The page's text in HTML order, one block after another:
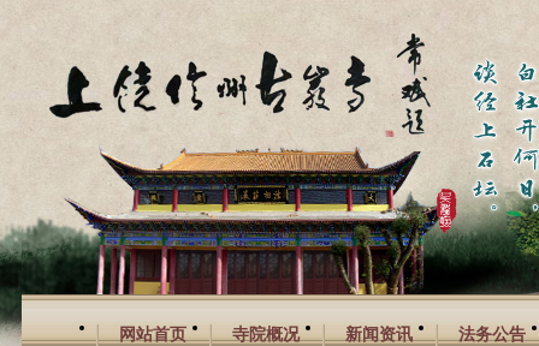
网站首页 寺院概况 新闻资讯 法务公告